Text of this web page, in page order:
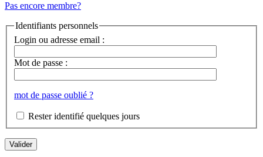
Pas encore membre?
Identifiants personnels
Login ou adresse email :
Mot de passe :
mot de passe oublié ?
Rester identifié quelques jours